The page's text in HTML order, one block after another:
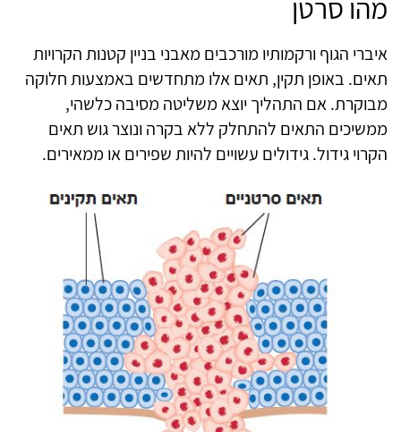
מהו סרטן
איברי הגוף ורקמותיו מורכבים מאבני בניין קטנות הקרויות
תאים. באופן תקין, תאים אלו מתחדשים באמצעות חלוקה
מבוקרת. אם התהליך יוצא משליטה מסיבה כלשהי,
ממשיכים התאים להתחלק ללא בקרה ונוצר גוש תאים
הקרוי גידול. גידולים עשויים להיות שפירים או ממאירים.